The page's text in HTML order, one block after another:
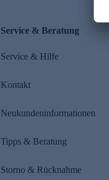
Service & Beratung
Service & Hilfe
Kontakt
Neukundeninformationen
Tipps & Beratung
Storno & Rücknahme